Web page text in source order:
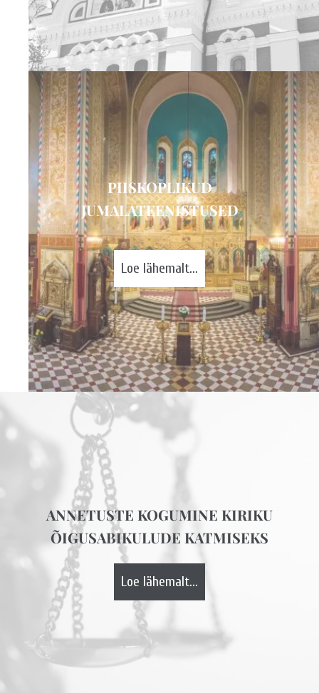
PIISKOPLIKUD
JUMALATEENISTUSED
Loe lähemalt...
ANNETUSTE KOGUMINE KIRIKU
ÕIGUSABIKULUDE KATMISEKS
Loe lähemalt...